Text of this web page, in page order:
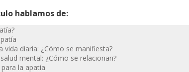
hablamos de:
vida diaria: ¿Cómo se manifiesta?
mental: ¿Cómo se relacionan?
la apatía